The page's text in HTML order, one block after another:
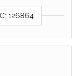
126864